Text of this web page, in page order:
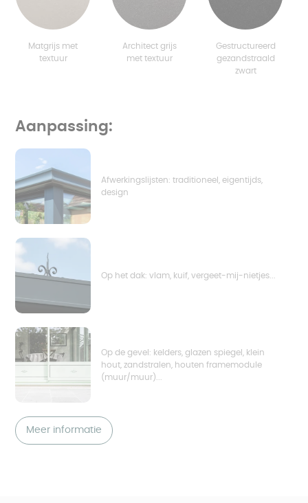
Matgrijs met
textuur
Architect grijs
met textuur
Gestructureerd
gezandstraald
zwart
Aanpassing:
Afwerkingslijsten: traditioneel, eigentijds,
design
Op het dak: vlam, kuif, vergeet-mij-nietjes...
Op de gevel: kelders, glazen spiegel, klein
hout, zandstralen, houten framemodule
(muur/muur)...
Meer informatie